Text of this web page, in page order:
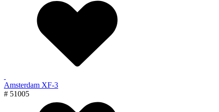
Amsterdam XF-3
# 51005